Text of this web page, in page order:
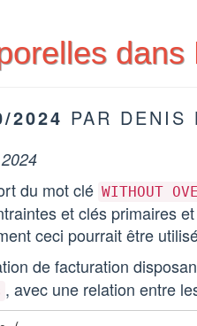
dans
2024 PAR DENIS
du mot clé WITHOUT
et clés primaires
ceci pourrait être
de facturation
, avec une relation entre